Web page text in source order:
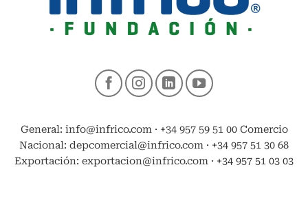
General: info@infrico.com · +34 957 59 51 00 Comercio
Nacional: depcomercial@infrico.com · +34 957 51 30 68
Exportación: exportacion@infrico.com · +34 957 51 03 03